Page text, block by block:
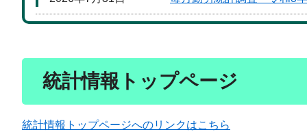
統計情報トップページ
統計情報トップページへのリンクはこちら